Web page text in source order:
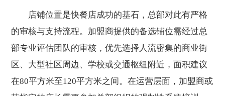
店铺位置是快餐店成功的基石，总部对此有严格
的审核与支持流程。加盟商提供的备选铺位需经过总
部专业评估团队的审核，优先选择人流密集的商业街
区、大型社区周边、学校或交通枢纽附近，面积建议
在80平方米至120平方米之间。在运营层面，加盟商或